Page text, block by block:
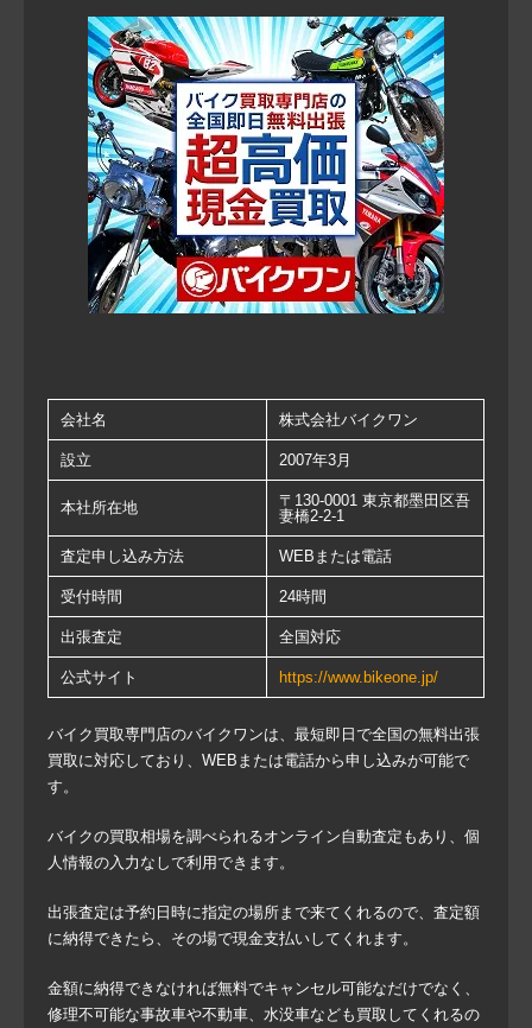
会社名 株式会社バイクワン
設立 2007年3月
本社所在地
〒130-0001 東京都墨田区吾
妻橋2-2-1
査定申し込み方法 WEBまたは電話
受付時間 24時間
出張査定 全国対応
公式サイト https://www.bikeone.jp/
バイク買取専門店のバイクワンは、最短即日で全国の無料出張
買取に対応しており、WEBまたは電話から申し込みが可能で
す。
バイクの買取相場を調べられるオンライン自動査定もあり、個
人情報の入力なしで利用できます。
出張査定は予約日時に指定の場所まで来てくれるので、査定額
に納得できたら、その場で現金支払いしてくれます。
金額に納得できなければ無料でキャンセル可能なだけでなく、
修理不可能な事故車や不動車、水没車なども買取してくれるの